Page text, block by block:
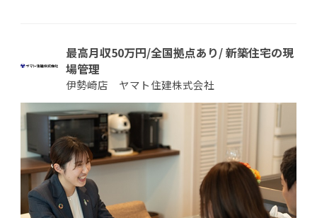
最高月収50万円/全国拠点あり/ 新築住宅の現
場管理
伊勢崎店 ヤマト住建株式会社